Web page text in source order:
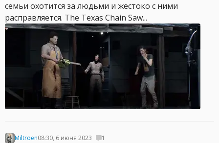
семьи охотится за людьми и жестоко с ними
расправляется. The Texas Chain Saw...
Miltroen08:30, 6 июня 2023 1